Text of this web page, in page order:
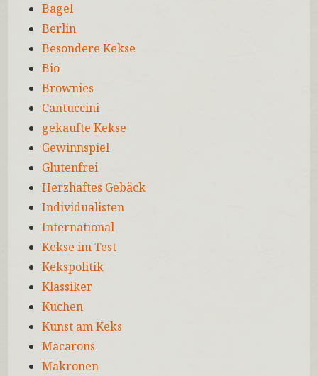
Bagel
Berlin
Besondere Kekse
Bio
Brownies
Cantuccini
gekaufte Kekse
Gewinnspiel
Glutenfrei
Herzhaftes Gebäck
Individualisten
International
Kekse im Test
Kekspolitik
Klassiker
Kuchen
Kunst am Keks
Macarons
Makronen